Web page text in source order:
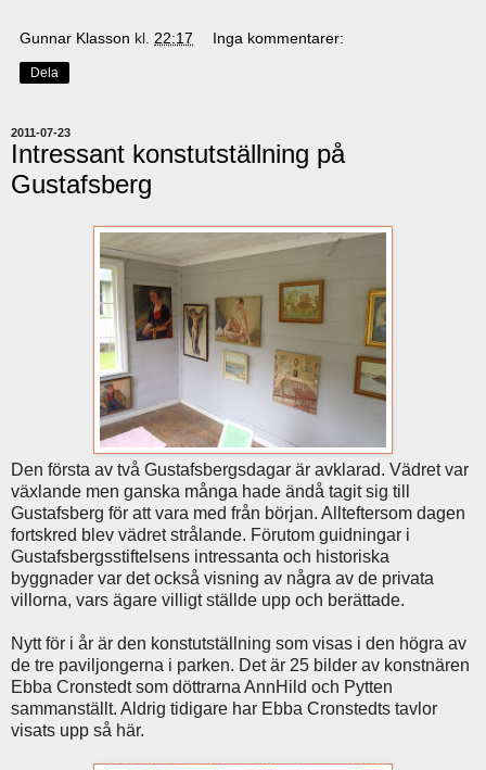
Gunnar Klasson kl. 22:17 Inga kommentarer:
Dela
2011-07-23
Intressant konstutställning på
Gustafsberg
Den första av två Gustafsbergsdagar är avklarad. Vädret var
växlande men ganska många hade ändå tagit sig till
Gustafsberg för att vara med från början. Allteftersom dagen
fortskred blev vädret strålande. Förutom guidningar i
Gustafsbergsstiftelsens intressanta och historiska
byggnader var det också visning av några av de privata
villorna, vars ägare villigt ställde upp och berättade.
Nytt för i år är den konstutställning som visas i den högra av
de tre paviljongerna i parken. Det är 25 bilder av konstnären
Ebba Cronstedt som döttrarna AnnHild och Pytten
sammanställt. Aldrig tidigare har Ebba Cronstedts tavlor
visats upp så här.